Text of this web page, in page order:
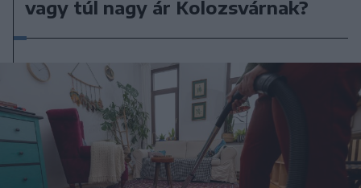
vagy túl nagy ár Kolozsvárnak?